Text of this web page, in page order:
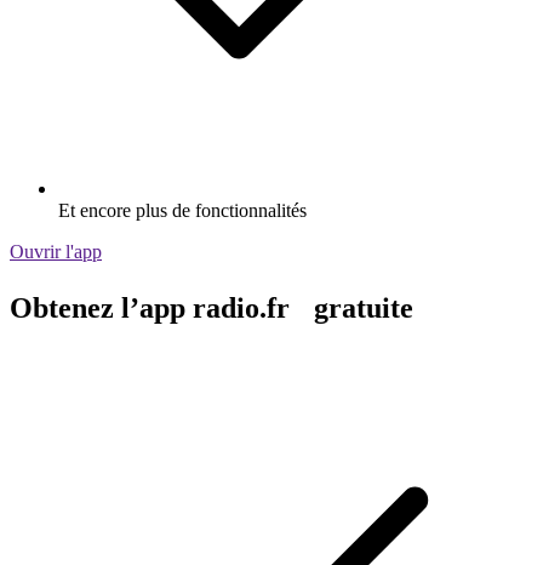
Et encore plus de fonctionnalités
Ouvrir l'app
Obtenez l’app radio.fr gratuite